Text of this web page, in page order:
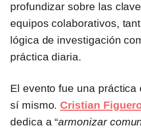
profundizar sobre las
equipos colaborativos,
lógica de investigación
práctica diaria.
El evento fue una práctica
sí mismo. Cristian
dedica a “armonizar